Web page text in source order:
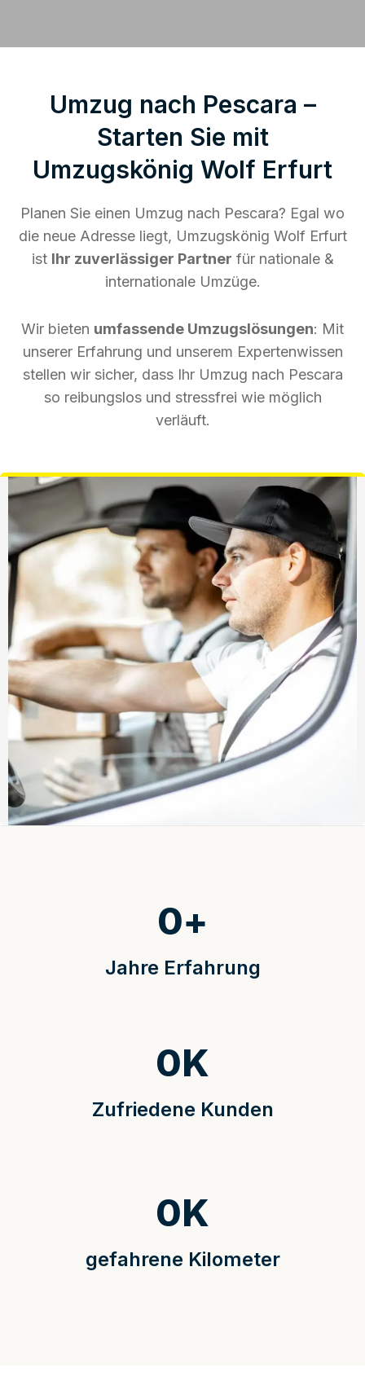
Umzug nach Pescara –
Starten Sie mit
Umzugskönig Wolf Erfurt
Planen Sie einen Umzug nach Pescara? Egal wo
die neue Adresse liegt, Umzugskönig Wolf Erfurt
ist Ihr zuverlässiger Partner für nationale &
internationale Umzüge.
Wir bieten umfassende Umzugslösungen: Mit
unserer Erfahrung und unserem Expertenwissen
stellen wir sicher, dass Ihr Umzug nach Pescara
so reibungslos und stressfrei wie möglich
verläuft.
Jahre Erfahrung
0+
Zufriedene Kunden
0K
gefahrene Kilometer
0K